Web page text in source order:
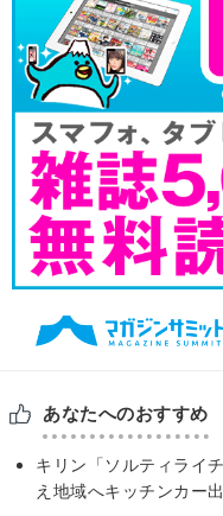
あなたへのおすすめ
キリン「ソルティラ
え地域へキッチンカー